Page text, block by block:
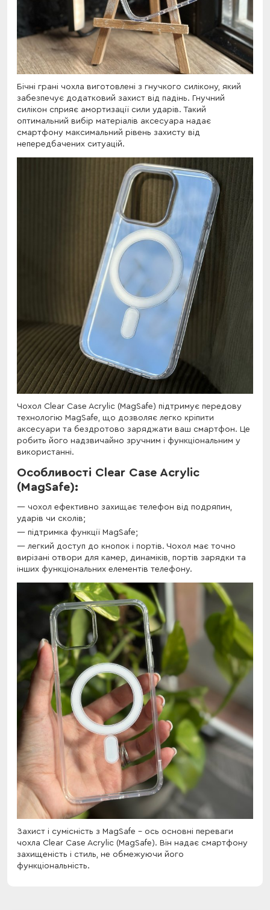
Бічні грані чохла виготовлені з гнучкого силікону, який
забезпечує додатковий захист від падінь. Гнучний
силікон сприяє амортизації сили ударів. Такий
оптимальний вибір матеріалів аксесуара надає
смартфону максимальний рівень захисту від
непередбачених ситуацій.
Чохол Clear Case Acrylic (MagSafe) підтримує передову
технологію MagSafe, що дозволяє легко кріпити
аксесуари та бездротово заряджати ваш смартфон. Це
робить його надзвичайно зручним і функціональним у
використанні.
Особливості Clear Case Acrylic
(MagSafe):
чохол ефективно захищає телефон від подряпин,
ударів чи сколів;
підтримка функції MagSafe;
легкий доступ до кнопок і портів. Чохол має точно
вирізані отвори для камер, динаміків, портів зарядки та
інших функціональних елементів телефону.
Захист і сумісність з MagSafe - ось основні переваги
чохла Clear Case Acrylic (MagSafe). Він надає смартфону
захищеність і стиль, не обмежуючи його
функціональність.